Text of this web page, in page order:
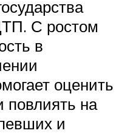
С ростом
в
оценить
на
и